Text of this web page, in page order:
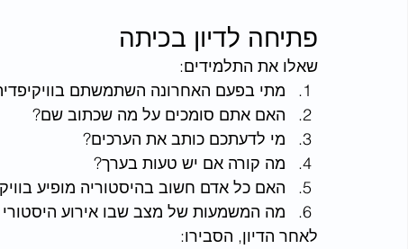
פתיחה לדיון בכיתה
שאלו את התלמידים:
מתי בפעם האחרונה השתמשתם
האם אתם סומכים על מה שכתוב שם?
מי לדעתכם כותב את הערכים?
מה קורה אם יש טעות בערך?
האם כל אדם חשוב בהיסטוריה מופיע
מה המשמעות של מצב שבו אירוע
לאחר הדיון, הסבירו: